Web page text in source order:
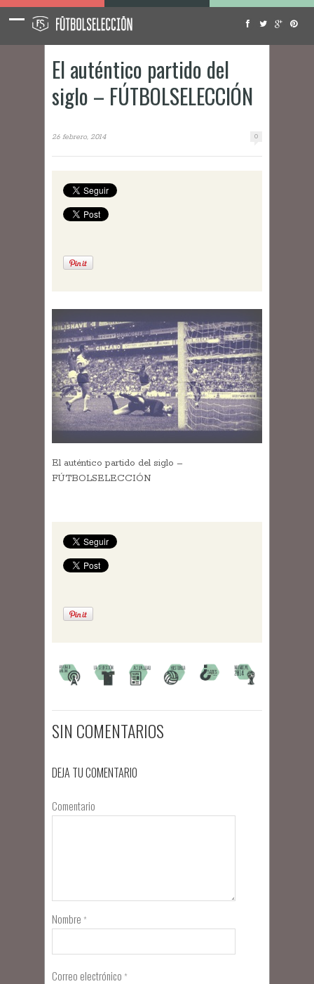
El auténtico partido del
siglo – FÚTBOLSELECCIÓN
26 febrero, 2014 0
El auténtico partido del siglo –
FÚTBOLSELECCIÓN
SIN COMENTARIOS
DEJA TU COMENTARIO
Comentario
Nombre *
Correo electrónico *